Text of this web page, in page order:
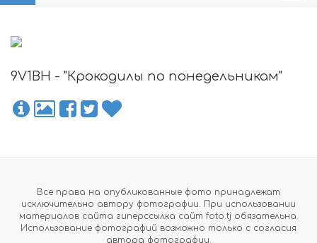
9V1BH - "Крокодилы по понедельникам"
Все права на опубликованные фото принадлежат
исключительно автору фотографии. При использовании
материалов сайта гиперссылка сайт foto.tj обязательна.
Использование фотографий возможно только с согласия
автора фотографии.